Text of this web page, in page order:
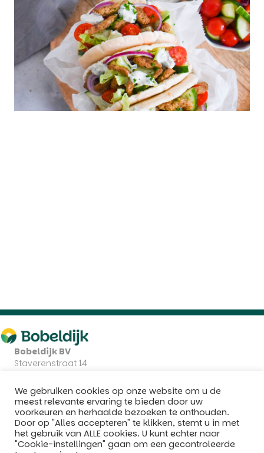
Bobeldijk BV
Staverenstraat 14
Nederland
+31 (0)570 86 01 00
KvK: 38021702
BTW: NL8006.06.607.B01
We gebruiken cookies op onze website om u de
meest relevante ervaring te bieden door uw
voorkeuren en herhaalde bezoeken te onthouden.
Door op "Alles accepteren" te klikken, stemt u in met
het gebruik van ALLE cookies. U kunt echter naar
"Cookie-instellingen" gaan om een ​​gecontroleerde